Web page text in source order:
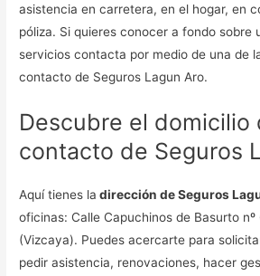
asistencia en carretera, en el hogar, en
póliza. Si quieres conocer a fondo sobre
servicios contacta por medio de una de
contacto de Seguros Lagun Aro.
Descubre el domicilio
contacto de Seguros
Aquí tienes la dirección de Seguros
oficinas: Calle Capuchinos de Basurto
(Vizcaya). Puedes acercarte para
pedir asistencia, renovaciones, hacer